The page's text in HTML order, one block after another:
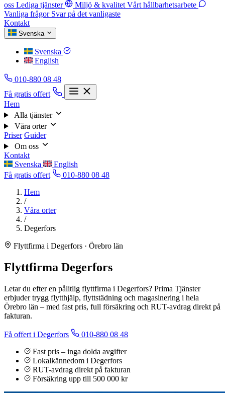
oss Lediga tjänster Miljö & kvalitet Vårt hållbarhetsarbete
Vanliga frågor Svar på det vanligaste
Kontakt
Svenska
Svenska
English
010-880 08 48
Få gratis offert
Hem
Alla tjänster
Våra orter
Priser Guider
Om oss
Kontakt
Svenska
English
Få gratis offert
010-880 08 48
Hem
/
Våra orter
/
Degerfors
Flyttfirma i Degerfors · Örebro län
Flyttfirma Degerfors
Letar du efter en pålitlig flyttfirma i Degerfors? Prima Tjänster
erbjuder trygg flytthjälp, flyttstädning och magasinering i hela
Örebro län – med fast pris, full försäkring och RUT-avdrag direkt på
fakturan.
Få offert i Degerfors
010-880 08 48
Fast pris – inga dolda avgifter
Lokalkännedom i Degerfors
RUT-avdrag direkt på fakturan
Försäkring upp till 500 000 kr